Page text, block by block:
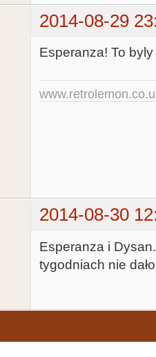
2014-08-29
Esperanza! To
2014-08-30
Esperanza i
tygodniach nie